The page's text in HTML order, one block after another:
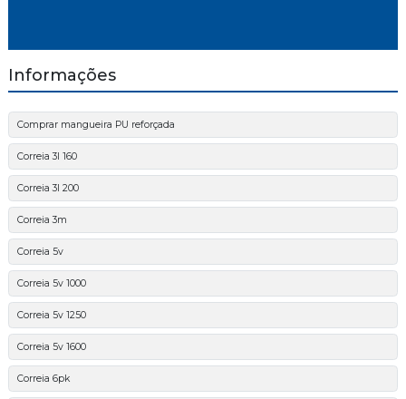
Informações
Comprar mangueira PU reforçada
Correia 3l 160
Correia 3l 200
Correia 3m
Correia 5v
Correia 5v 1000
Correia 5v 1250
Correia 5v 1600
Correia 6pk